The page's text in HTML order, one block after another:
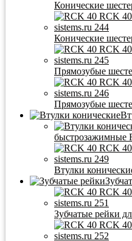
Конические
Конические
Прямозубые
Прямозубые
быстрозажимные
Втулки
Зубчатые рейки